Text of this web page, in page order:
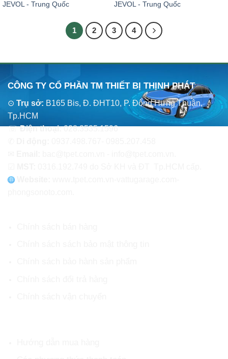
JEVOL - Trung Quốc
JEVOL - Trung Quốc
1 2 3 4
CÔNG TY CỔ PHẦN TM THIẾT BỊ THỊNH PHÁT
⊙ Trụ sở: B165 Bis, Đ. ĐHT10, P. Đông Hưng Thuận,
Tp.HCM
☏Điện thoại:028.3535.1596